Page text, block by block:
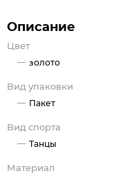
Описание
Цвет
золото
Вид упаковки
Пакет
Вид спорта
Танцы
Материал